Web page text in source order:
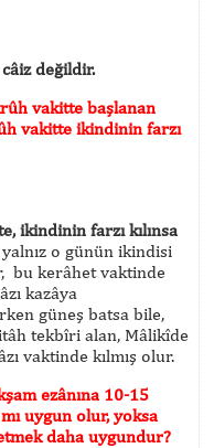
değildir.
vakitte başlanan
vakitte ikindinin farzı
ikindinin farzı kılınsa
o günün ikindisi
bu kerâhet vaktinde
kazâya
güneş batsa bile,
tekbîri alan, Mâlikîde
vaktinde kılmış olur.
ezânına 10-15
uygun olur, yoksa
daha uygundur?